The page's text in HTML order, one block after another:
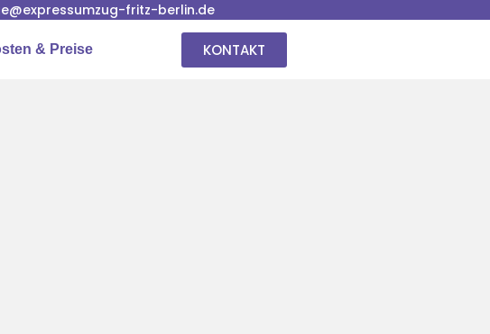
fritz-berlin.de
& Preise KONTAKT